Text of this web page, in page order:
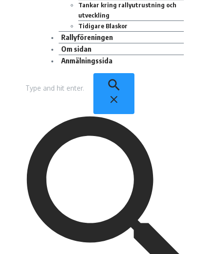
Tankar kring rallyutrustning och
utveckling
Tidigare Blaskor
Rallyföreningen
Om sidan
Anmälningssida
efter: